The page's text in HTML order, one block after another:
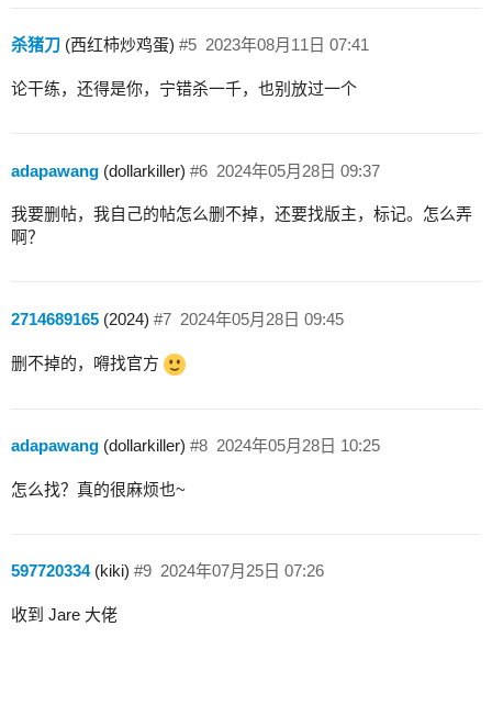
杀猪刀 (西红柿炒鸡蛋) 2023年08月11日 07:41
#5
论干练，还得是你，宁错杀一千，也别放过一个
adapawang (dollarkiller) 2024年05月28日 09:37
#6
我要删帖，我自己的帖怎么删不掉，还要找版主，标记。怎么弄
啊？
2714689165 (2024) 2024年05月28日 09:45
#7
删不掉的，嘚找官方
adapawang (dollarkiller) 2024年05月28日 10:25
#8
怎么找？真的很麻烦也~
597720334(kiki) 2024年07月25日 07:26
#9
收到 Jare 大佬